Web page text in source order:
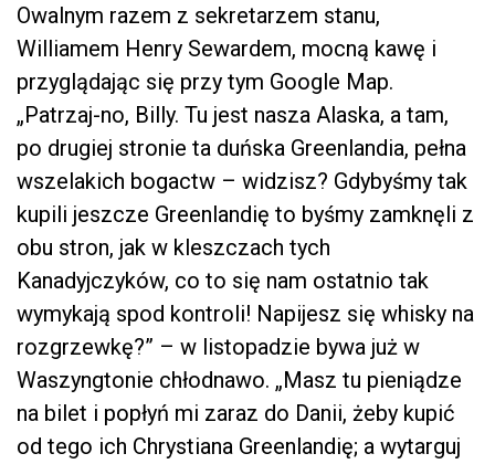
Owalnym razem z sekretarzem stanu,
Williamem Henry Sewardem, mocną kawę i
przyglądając się przy tym Google Map.
„Patrzaj-no, Billy. Tu jest nasza Alaska, a tam,
po drugiej stronie ta duńska Greenlandia, pełna
wszelakich bogactw – widzisz? Gdybyśmy tak
kupili jeszcze Greenlandię to byśmy zamknęli z
obu stron, jak w kleszczach tych
Kanadyjczyków, co to się nam ostatnio tak
wymykają spod kontroli! Napijesz się whisky na
rozgrzewkę?” – w listopadzie bywa już w
Waszyngtonie chłodnawo. „Masz tu pieniądze
na bilet i popłyń mi zaraz do Danii, żeby kupić
od tego ich Chrystiana Greenlandię; a wytarguj